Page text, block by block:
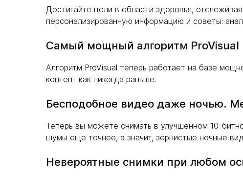
Достигайте цели в области здоровья,
персонализированную информацию и советы:
Самый мощный алгоритм ProVisual
Алгоритм ProVisual теперь работает на базе
контент как никогда раньше.
Бесподобное видео даже ночью.
Теперь вы можете снимать в улучшенном 10-
шумы еще точнее, а значит, зернистые ночные
Невероятные снимки при любом